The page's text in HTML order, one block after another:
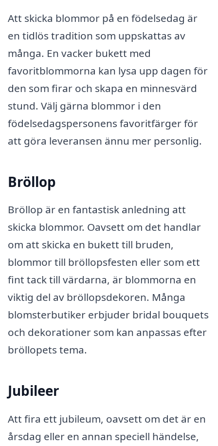
Att skicka blommor på en födelsedag är
en tidlös tradition som uppskattas av
många. En vacker bukett med
favoritblommorna kan lysa upp dagen för
den som firar och skapa en minnesvärd
stund. Välj gärna blommor i den
födelsedagspersonens favoritfärger för
att göra leveransen ännu mer personlig.
Bröllop
Bröllop är en fantastisk anledning att
skicka blommor. Oavsett om det handlar
om att skicka en bukett till bruden,
blommor till bröllopsfesten eller som ett
fint tack till värdarna, är blommorna en
viktig del av bröllopsdekoren. Många
blomsterbutiker erbjuder bridal bouquets
och dekorationer som kan anpassas efter
bröllopets tema.
Jubileer
Att fira ett jubileum, oavsett om det är en
årsdag eller en annan speciell händelse,